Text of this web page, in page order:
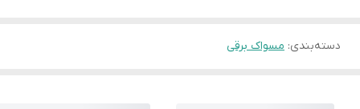
دسته‌بندی: مسواک برقی